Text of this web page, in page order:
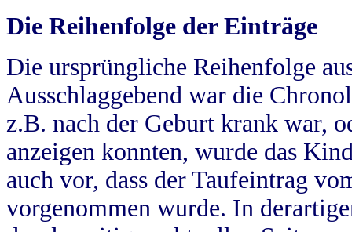
Die Reihenfolge der Einträge
Die ursprüngliche Reihenfolge
Ausschlaggebend war die
z.B. nach der Geburt krank war,
anzeigen konnten, wurde das
auch vor, dass der Taufeintrag
vorgenommen wurde. In